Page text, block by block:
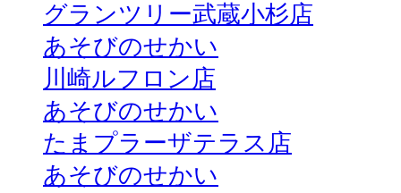
グランツリー武蔵小杉店
あそびのせかい
川崎ルフロン店
あそびのせかい
たまプラーザテラス店
あそびのせかい